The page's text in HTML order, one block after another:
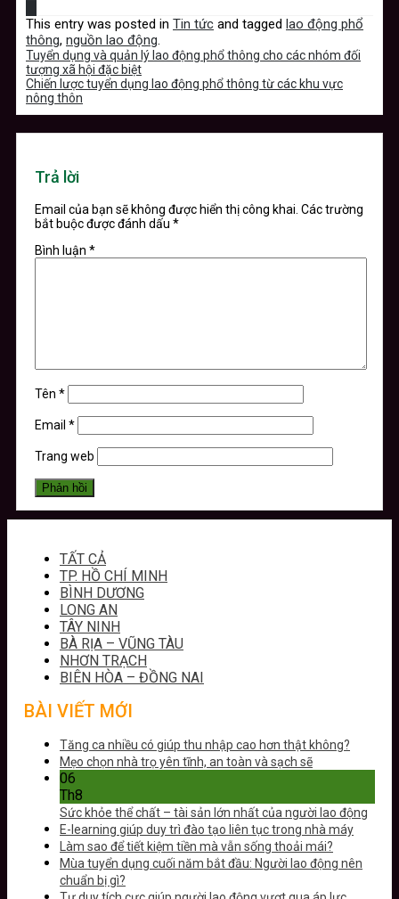
This entry was posted in Tin tức and tagged lao động phổ
thông, nguồn lao động.
Tuyển dụng và quản lý lao động phổ thông cho các nhóm đối
tượng xã hội đặc biệt
Chiến lược tuyển dụng lao động phổ thông từ các khu vực
nông thôn
Trả lời
Email của bạn sẽ không được hiển thị công khai. Các trường
bắt buộc được đánh dấu *
Bình luận *
Tên *
Email *
Trang web
TẤT CẢ
TP. HỒ CHÍ MINH
BÌNH DƯƠNG
LONG AN
TÂY NINH
BÀ RỊA – VŨNG TÀU
NHƠN TRẠCH
BIÊN HÒA – ĐỒNG NAI
BÀI VIẾT MỚI
Tăng ca nhiều có giúp thu nhập cao hơn thật không?
Mẹo chọn nhà trọ yên tĩnh, an toàn và sạch sẽ
06
Th8
Sức khỏe thể chất – tài sản lớn nhất của người lao động
E-learning giúp duy trì đào tạo liên tục trong nhà máy
Làm sao để tiết kiệm tiền mà vẫn sống thoải mái?
Mùa tuyển dụng cuối năm bắt đầu: Người lao động nên
chuẩn bị gì?